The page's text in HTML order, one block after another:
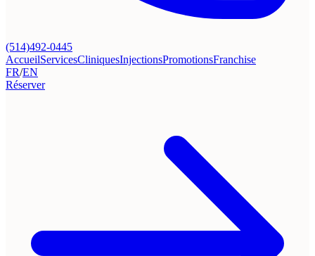
(514)492-0445
AccueilServicesCliniquesInjectionsPromotionsFranchise
FR/EN
Réserver